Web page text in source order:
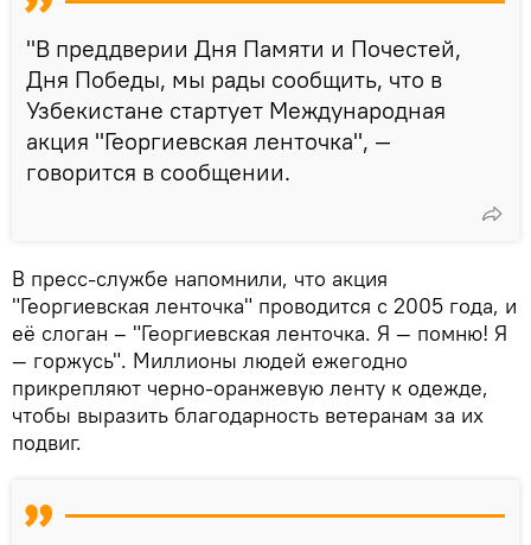
"В преддверии Дня Памяти и Почестей,
Дня Победы, мы рады сообщить, что в
Узбекистане стартует Международная
акция "Георгиевская ленточка", —
говорится в сообщении.
В пресс-службе напомнили, что акция
"Георгиевская ленточка" проводится с 2005 года, и
её слоган – "Георгиевская ленточка. Я — помню! Я
— горжусь". Миллионы людей ежегодно
прикрепляют черно-оранжевую ленту к одежде,
чтобы выразить благодарность ветеранам за их
подвиг.